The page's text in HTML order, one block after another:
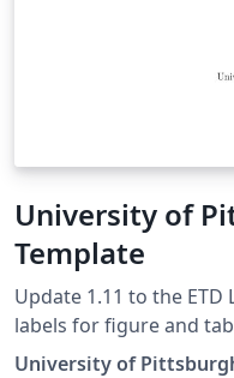
University of
Template
Update 1.11 to the ETD
labels for figure and
University of